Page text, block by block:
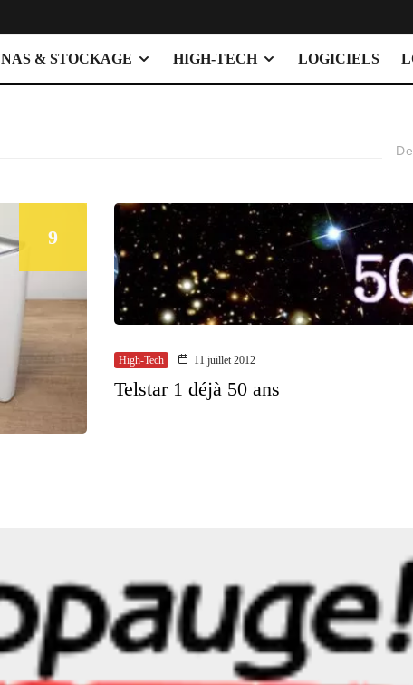
NAS & STOCKAGE HIGH-TECH LOGICIELS
9
High-Tech 11 juillet 2012
Telstar 1 déjà 50 ans